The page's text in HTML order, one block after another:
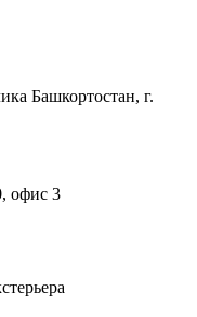
Башкортостан, г.
офис 3